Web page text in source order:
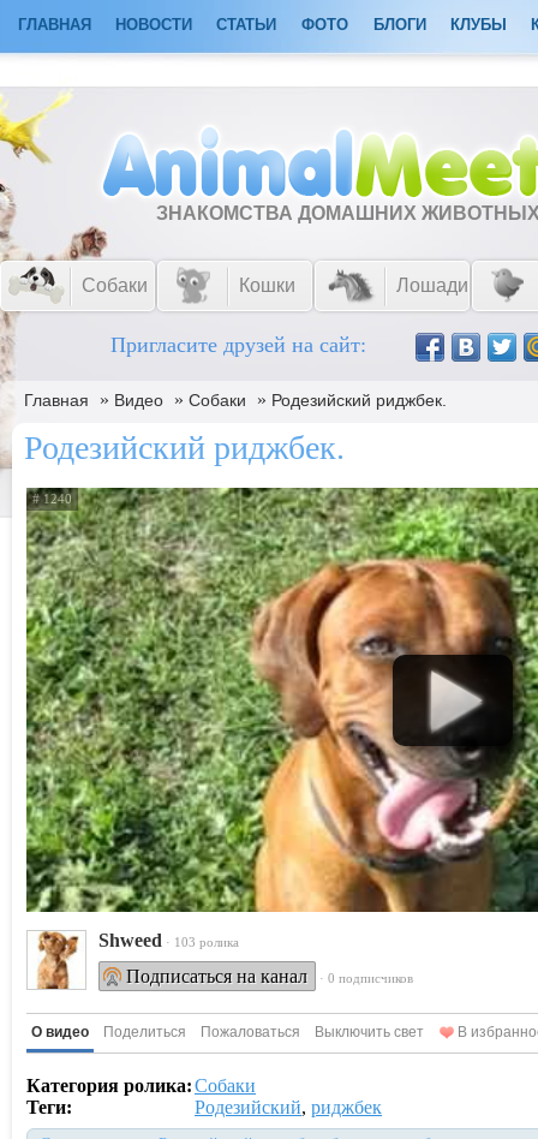
ГЛАВНАЯ НОВОСТИ СТАТЬИ ФОТО БЛОГИ КЛУБЫ
ЗНАКОМСТВА ДОМАШНИХ
Собаки Кошки Лошади
Пригласите друзей на сайт:
Главная » Видео » Собаки » Родезийский риджбек.
Родезийский риджбек.
# 1240
Shweed · 103 ролика
Подписаться на канал · 0 подписчиков
О видео Поделиться Пожаловаться Выключить свет В
Категория ролика:Собаки
Теги:
Родезийский, риджбек